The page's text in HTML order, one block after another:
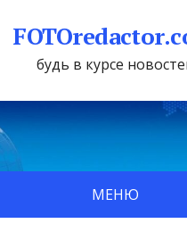
будь в курсе
МЕНЮ